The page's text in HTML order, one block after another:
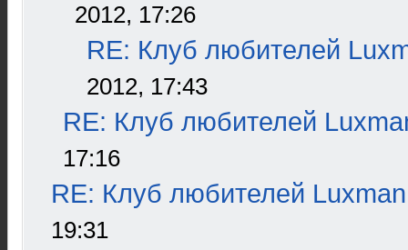
2012, 17:26
RE: Клуб любителей
2012, 17:43
RE: Клуб любителей
17:16
RE: Клуб любителей Luxman
19:31